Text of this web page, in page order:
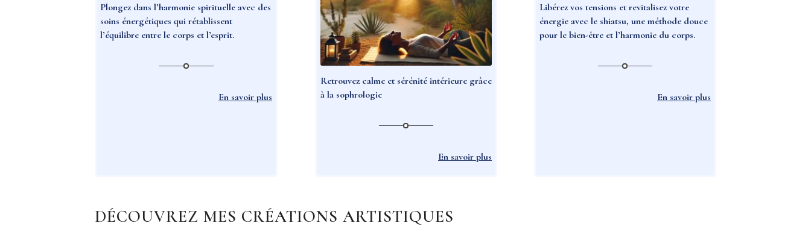
Plongez dans l’harmonie spirituelle avec des
soins énergétiques qui rétablissent
l’équilibre entre le corps et l’esprit.
En savoir plus
Retrouvez calme et sérénité intérieure grâce
à la sophrologie
En savoir plus
Libérez vos tensions et revitalisez votre
énergie avec le shiatsu, une méthode douce
pour le bien-être et l’harmonie du corps.
En savoir plus
DÉCOUVREZ MES CRÉATIONS ARTISTIQUES